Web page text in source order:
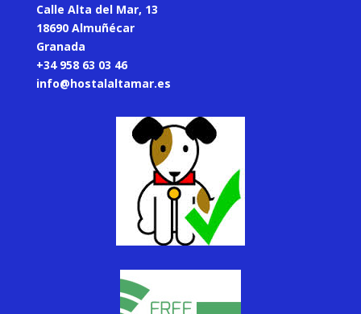
Calle Alta del Mar, 13
18690 Almuñécar
Granada
+34 958 63 03 46
info@hostalaltamar.es